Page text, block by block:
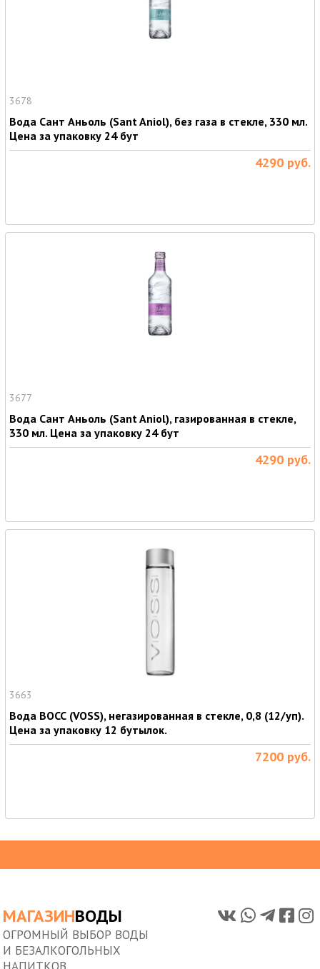
3678
Вода Сант Аньоль (Sant Aniol), без газа в стекле, 330 мл.
Цена за упаковку 24 бут
4290 руб.
3677
Вода Сант Аньоль (Sant Aniol), газированная в стекле,
330 мл. Цена за упаковку 24 бут
4290 руб.
3663
Вода ВОСС (VOSS), негазированная в стекле, 0,8 (12/уп).
Цена за упаковку 12 бутылок.
7200 руб.
МАГАЗИНВОДЫ
ОГРОМНЫЙ ВЫБОР ВОДЫ
И БЕЗАЛКОГОЛЬНЫХ